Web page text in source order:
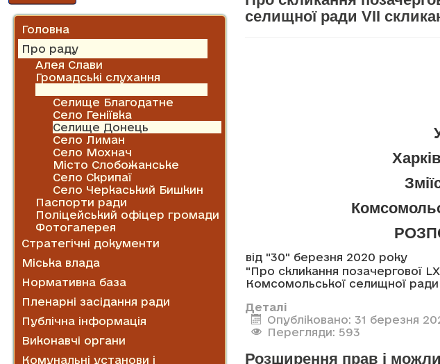
Головна
Про раду
Алея Слави
Громадські слухання
Селище Благодатне
Село Геніївка
Селище Донець
Село Лиман
Село Мохнач
Місто Слобожанське
Село Скрипаї
Село Черкаський Бишкин
Паспорти ради
Поліцейський офіцер громади
Фотогалерея
Стратегічні документи
Міська влада
Нормативна база
Пленарні засідання ради
Публічна інформація
Виконавчі органи
Комунальні установи і
селищної ради VII
від "30" березня 2020 року
"Про скликання позачергової
Комсомольської селищної ради
Деталі
Опубліковано: 31 березня
Перегляди: 593
Розширення прав і